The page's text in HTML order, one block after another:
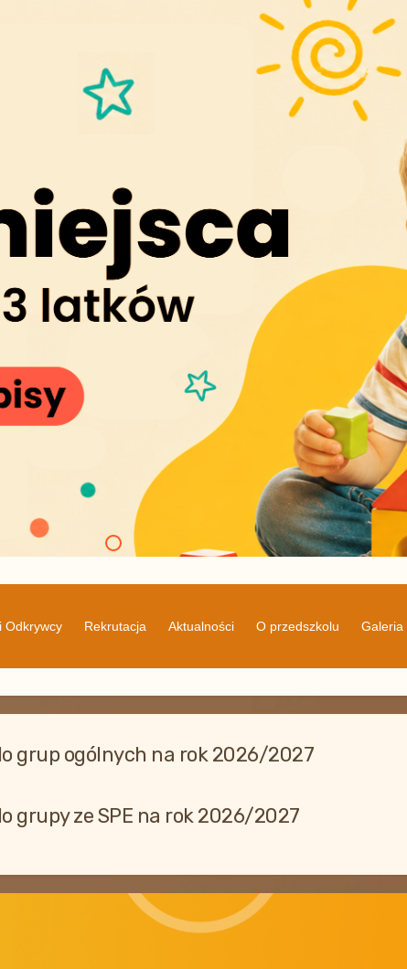
Odkrywcy Rekrutacja Aktualności O przedszkolu Galeria
grup ogólnych na rok 2026/2027
grupy ze SPE na rok 2026/2027